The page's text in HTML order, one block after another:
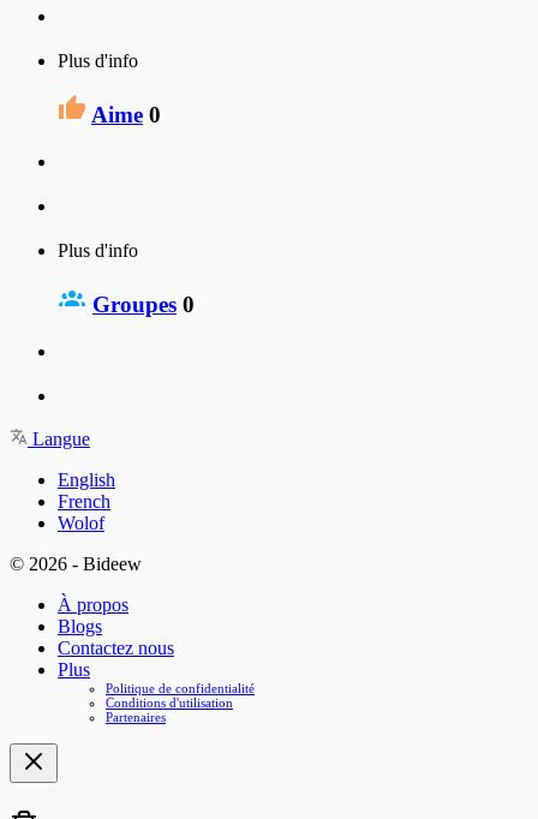
Plus d'info
Aime 0
Plus d'info
Groupes 0
Langue
English
French
Wolof
© 2026 - Bideew
À propos
Blogs
Contactez nous
Plus
Politique de confidentialité
Conditions d'utilisation
Partenaires